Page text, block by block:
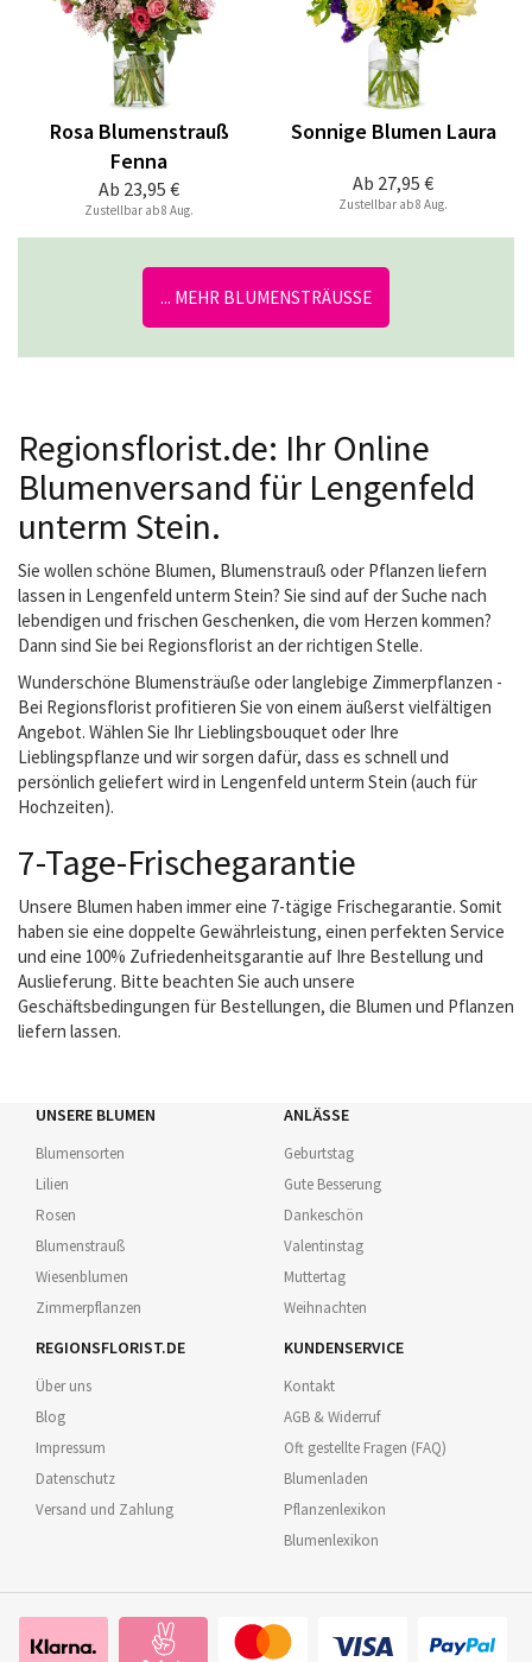
Ab 23,95 €
Rosa Blumenstrauß
Fenna
Zustellbar ab 8 Aug.
Ab 27,95 €
Sonnige Blumen Laura
Zustellbar ab 8 Aug.
... MEHR BLUMENSTRÄUSSE
Regionsflorist.de: Ihr Online
Blumenversand für Lengenfeld
unterm Stein.
Sie wollen schöne Blumen, Blumenstrauß oder Pflanzen liefern
lassen in Lengenfeld unterm Stein? Sie sind auf der Suche nach
lebendigen und frischen Geschenken, die vom Herzen kommen?
Dann sind Sie bei Regionsflorist an der richtigen Stelle.
Wunderschöne Blumensträuße oder langlebige Zimmerpflanzen -
Bei Regionsflorist profitieren Sie von einem äußerst vielfältigen
Angebot. Wählen Sie Ihr Lieblingsbouquet oder Ihre
Lieblingspflanze und wir sorgen dafür, dass es schnell und
persönlich geliefert wird in Lengenfeld unterm Stein (auch für
Hochzeiten).
7-Tage-Frischegarantie
Unsere Blumen haben immer eine 7-tägige Frischegarantie. Somit
haben sie eine doppelte Gewährleistung, einen perfekten Service
und eine 100% Zufriedenheitsgarantie auf Ihre Bestellung und
Auslieferung. Bitte beachten Sie auch unsere
Geschäftsbedingungen für Bestellungen, die Blumen und Pflanzen
liefern lassen.
UNSERE BLUMEN
Blumensorten
Lilien
Rosen
Blumenstrauß
Wiesenblumen
Zimmerpflanzen
ANLÄSSE
Geburtstag
Gute Besserung
Dankeschön
Valentinstag
Muttertag
Weihnachten
REGIONSFLORIST.DE
Über uns
Blog
Impressum
Datenschutz
Versand und Zahlung
KUNDENSERVICE
Kontakt
AGB & Widerruf
Oft gestellte Fragen (FAQ)
Blumenladen
Pflanzenlexikon
Blumenlexikon